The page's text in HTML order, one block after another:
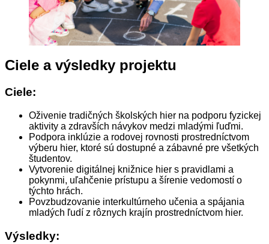
Ciele a výsledky projektu
Ciele:
Oživenie tradičných školských hier na podporu fyzickej
aktivity a zdravších návykov medzi mladými ľuďmi.
Podpora inklúzie a rodovej rovnosti prostredníctvom
výberu hier, ktoré sú dostupné a zábavné pre všetkých
študentov.
Vytvorenie digitálnej knižnice hier s pravidlami a
pokynmi, uľahčenie prístupu a šírenie vedomostí o
týchto hrách.
Povzbudzovanie interkultúrneho učenia a spájania
mladých ľudí z rôznych krajín prostredníctvom hier.
Výsledky: